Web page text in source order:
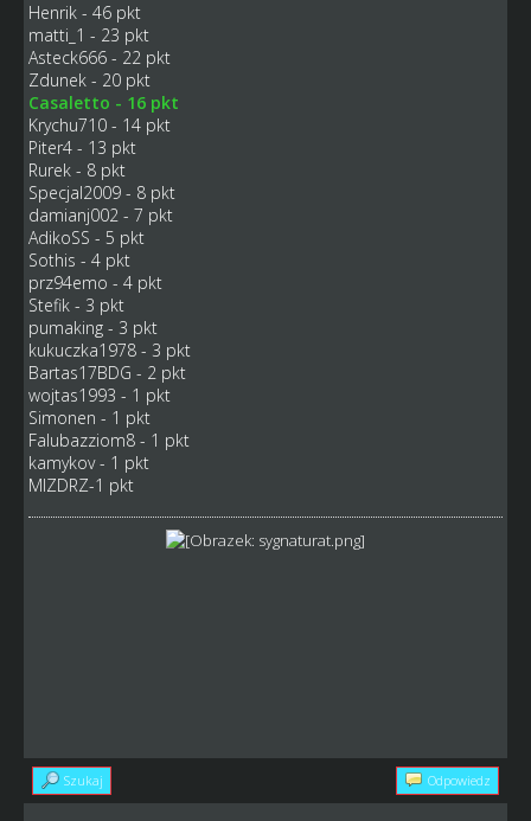
Henrik - 46 pkt
matti_1 - 23 pkt
Asteck666 - 22 pkt
Zdunek - 20 pkt
Casaletto - 16 pkt
Krychu710 - 14 pkt
Piter4 - 13 pkt
Rurek - 8 pkt
Specjal2009 - 8 pkt
damianj002 - 7 pkt
AdikoSS - 5 pkt
Sothis - 4 pkt
prz94emo - 4 pkt
Stefik - 3 pkt
pumaking - 3 pkt
kukuczka1978 - 3 pkt
Bartas17BDG - 2 pkt
wojtas1993 - 1 pkt
Simonen - 1 pkt
Falubazziom8 - 1 pkt
kamykov - 1 pkt
MIZDRZ-1 pkt
Szukaj Odpowiedz